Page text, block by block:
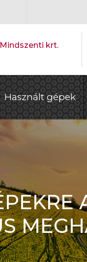
krt.
Használt gépek